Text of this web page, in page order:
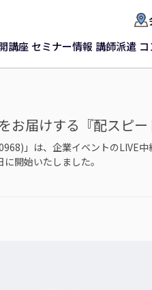
講座 セミナー情報 講師派遣
お届けする『配スピ
」は、企業イベントのLIVE
開始いたしました。